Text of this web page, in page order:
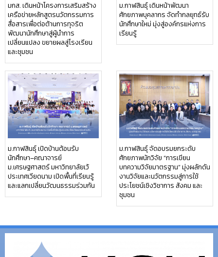
มกส. เดินหน้าโครงการเสริมสร้าง
เครือข่ายหลักสูตรนวัตกรรมการ
สื่อสารเพื่อต่อต้านการทุจริต
พัฒนานักศึกษาสู่ผู้นำการ
เปลี่ยนแปลง ขยายผลสู่โรงเรียน
และชุมชน
ม.กาฬสินธุ์ เดินหน้าพัฒนา
ศักยภาพบุคลากร จัดทำกลยุทธ์รับ
นักศึกษาใหม่ มุ่งสู่องค์กรแห่งการ
เรียนรู้
ม.กาฬสินธุ์ เปิดบ้านต้อนรับ
นักศึกษา–คณาจารย์
ม.เศรษฐศาสตร์ มหาวิทยาลัยเว้
ประเทศเวียดนาม เปิดพื้นที่เรียนรู้
และแลกเปลี่ยนวัฒนธรรมร่วมกัน
ม.กาฬสินธุ์ จัดอบรมยกระดับ
ศักยภาพนักวิจัย “การเขียน
บทความวิจัยมาตรฐาน” มุ่งผลักดัน
งานวิจัยและนวัตกรรมสู่การใช้
ประโยชน์เชิงวิชาการ สังคม และ
ชุมชน